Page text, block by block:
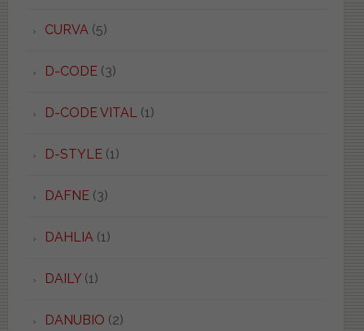
CURVA (5)
D-CODE(3)
D-CODE VITAL (1)
D-STYLE(1)
DAFNE(3)
DAHLIA (1)
DAILY(1)
DANUBIO (2)